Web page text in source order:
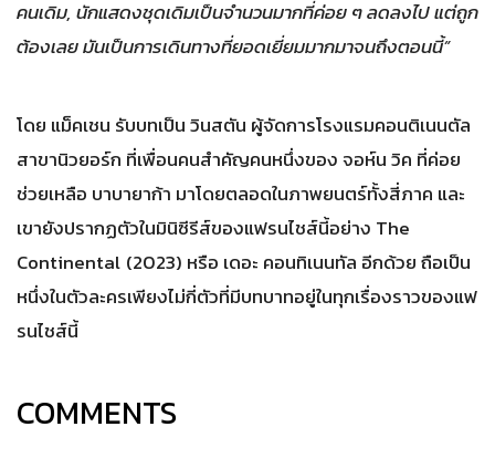
คนเดิม, นักแสดงชุดเดิมเป็นจำนวนมากที่ค่อย ๆ ลดลงไป แต่ถูก
ต้องเลย มันเป็นการเดินทางที่ยอดเยี่ยมมากมาจนถึงตอนนี้”
โดย แม็คเชน รับบทเป็น วินสตัน ผู้จัดการโรงแรมคอนติเนนตัล
สาขานิวยอร์ก ที่เพื่อนคนสำคัญคนหนึ่งของ จอห์น วิค ที่ค่อย
ช่วยเหลือ บาบายาก้า มาโดยตลอดในภาพยนตร์ทั้งสี่ภาค และ
เขายังปรากฏตัวในมินิซีรีส์ของแฟรนไชส์นี้อย่าง The
Continental (2023) หรือ เดอะ คอนทิเนนทัล อีกด้วย ถือเป็น
หนึ่งในตัวละครเพียงไม่กี่ตัวที่มีบทบาทอยู่ในทุกเรื่องราวของแฟ
รนไชส์นี้
COMMENTS